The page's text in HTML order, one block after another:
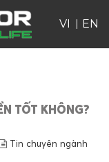
VI EN
TỐT KHÔNG?
Tin chuyên ngành